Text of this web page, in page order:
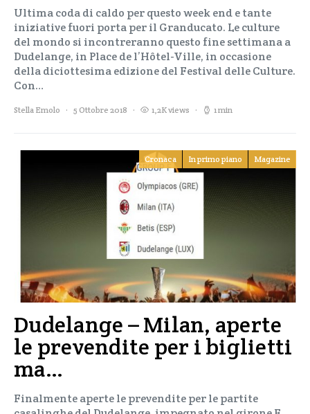
Ultima coda di caldo per questo week end e tante
iniziative fuori porta per il Granducato. Le culture
del mondo si incontreranno questo fine settimana a
Dudelange, in Place de l’Hôtel-Ville, in occasione
della diciottesima edizione del Festival delle Culture.
Con…
Stella Emolo 5 Ottobre 2018 1,2K views 1 min
Cronaca In primo piano Magazine
Dudelange – Milan, aperte
le prevendite per i biglietti
ma…
Finalmente aperte le prevendite per le partite